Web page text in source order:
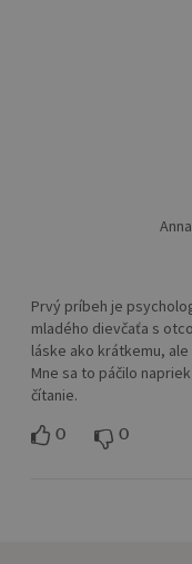
Prvý príbeh je
mladého dievčaťa s
láske ako krátkemu,
Mne sa to páčilo
čítanie.
0 0